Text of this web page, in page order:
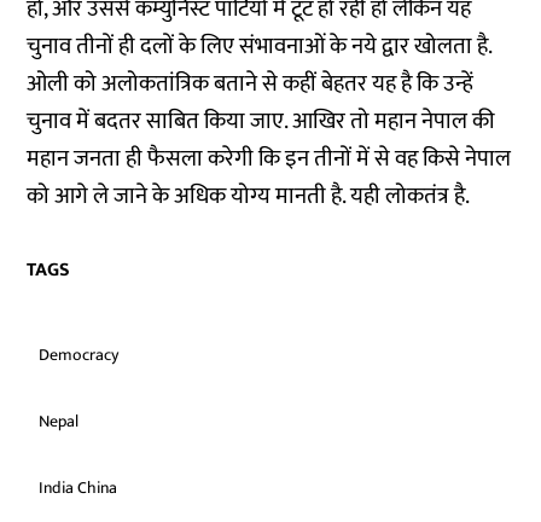
हो, और उससे कम्युनिस्ट पार्टियों में टूट हो रही हो लेकिन यह
चुनाव तीनों ही दलों के लिए संभावनाओं के नये द्वार खोलता है.
ओली को अलोकतांत्रिक बताने से कहीं बेहतर यह है कि उन्हें
चुनाव में बदतर साबित किया जाए. आखिर तो महान नेपाल की
महान जनता ही फैसला करेगी कि इन तीनों में से वह किसे नेपाल
को आगे ले जाने के अधिक योग्य मानती है. यही लोकतंत्र है.
TAGS
Democracy
Nepal
India China